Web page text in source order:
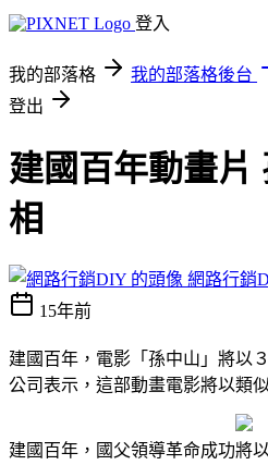
登入
我的部落格 我的部落格後台
登出
建國百年動畫片
相
網路行銷
15年前
建國百年，電影「孫中山」將以
公司表示，這部動畫電影將以類
建國百年，國父領導革命成功將